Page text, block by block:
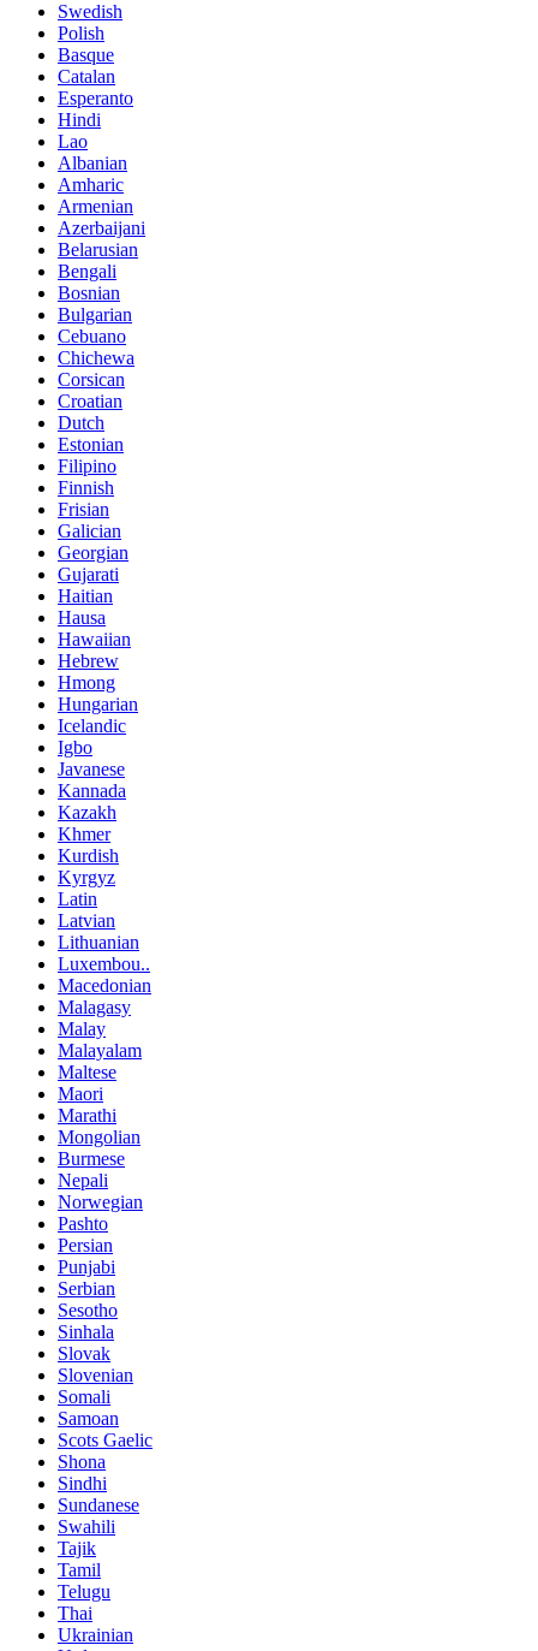
Swedish
Polish
Basque
Catalan
Esperanto
Hindi
Lao
Albanian
Amharic
Armenian
Azerbaijani
Belarusian
Bengali
Bosnian
Bulgarian
Cebuano
Chichewa
Corsican
Croatian
Dutch
Estonian
Filipino
Finnish
Frisian
Galician
Georgian
Gujarati
Haitian
Hausa
Hawaiian
Hebrew
Hmong
Hungarian
Icelandic
Igbo
Javanese
Kannada
Kazakh
Khmer
Kurdish
Kyrgyz
Latin
Latvian
Lithuanian
Luxembou..
Macedonian
Malagasy
Malay
Malayalam
Maltese
Maori
Marathi
Mongolian
Burmese
Nepali
Norwegian
Pashto
Persian
Punjabi
Serbian
Sesotho
Sinhala
Slovak
Slovenian
Somali
Samoan
Scots Gaelic
Shona
Sindhi
Sundanese
Swahili
Tajik
Tamil
Telugu
Thai
Ukrainian